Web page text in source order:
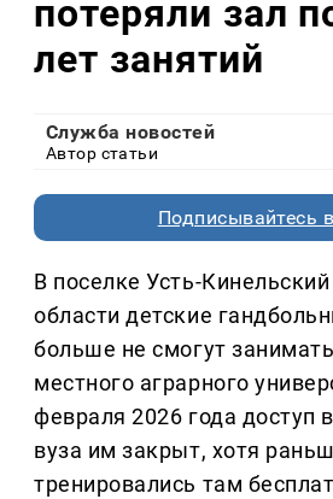
потеряли зал
лет занятий
Служба новостей
Автор статьи
Подписывайтесь
В поселке Усть-
области детские
больше не смогут
местного аграрного
февраля 2026 года доступ
вуза им закрыт, хотя
тренировались там